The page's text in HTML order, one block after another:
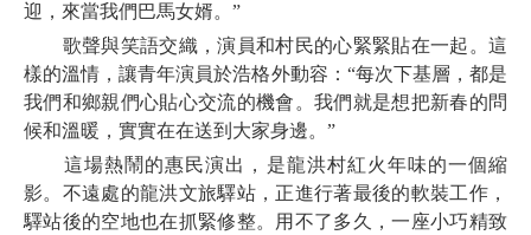
迎，來當我們巴馬女婿。”
歌聲與笑語交織，演員和村民的心緊緊貼在一起。這
樣的溫情，讓青年演員於浩格外動容：“每次下基層，都是
我們和鄉親們心貼心交流的機會。我們就是想把新春的問
候和溫暖，實實在在送到大家身邊。”
這場熱鬧的惠民演出，是龍洪村紅火年味的一個縮
影。不遠處的龍洪文旅驛站，正進行著最後的軟裝工作，
驛站後的空地也在抓緊修整。用不了多久，一座小巧精致